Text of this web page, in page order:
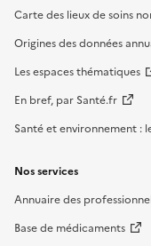
Carte des lieux de soins
Origines des données
Les espaces thématiques
En bref, par Santé.fr
Santé et environnement :
Nos services
Annuaire des
Base de médicaments